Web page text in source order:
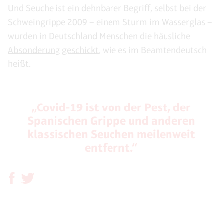
Und Seuche ist ein dehnbarer Begriff, selbst bei der
Schweingrippe 2009 – einem Sturm im Wasserglas –
wurden in Deutschland Menschen die häusliche
Absonderung geschickt , wie es im Beamtendeutsch
heißt.